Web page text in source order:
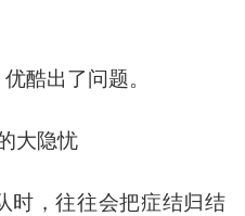
酷出了问题。
大隐忧
时，往往会把症结归结